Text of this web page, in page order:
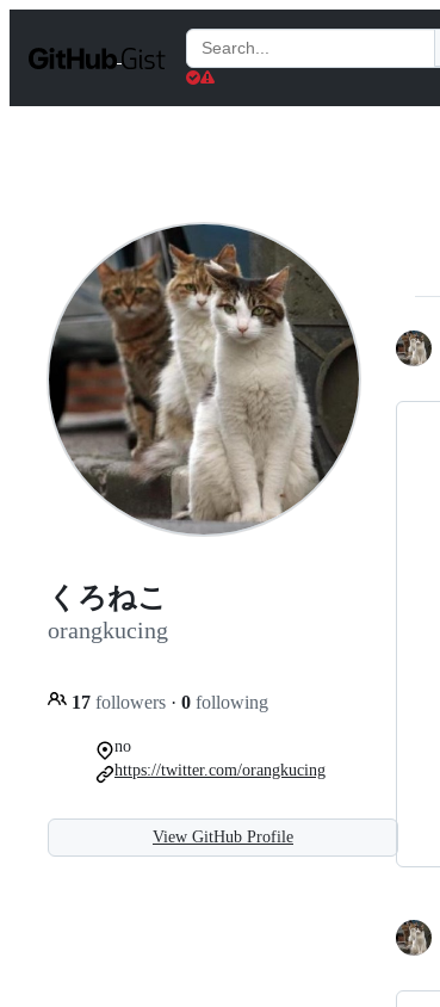
t
Search
Gists
くろねこ
orangkucing
17 followers · 0 following
no
https://twitter.com/orangkucing
View GitHub Profile